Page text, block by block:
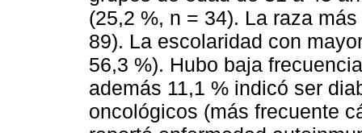
(25,2 %, n = 34). La raza
89). La escolaridad con
56,3 %). Hubo baja
además 11,1 % indicó ser
oncológicos (más frecuente